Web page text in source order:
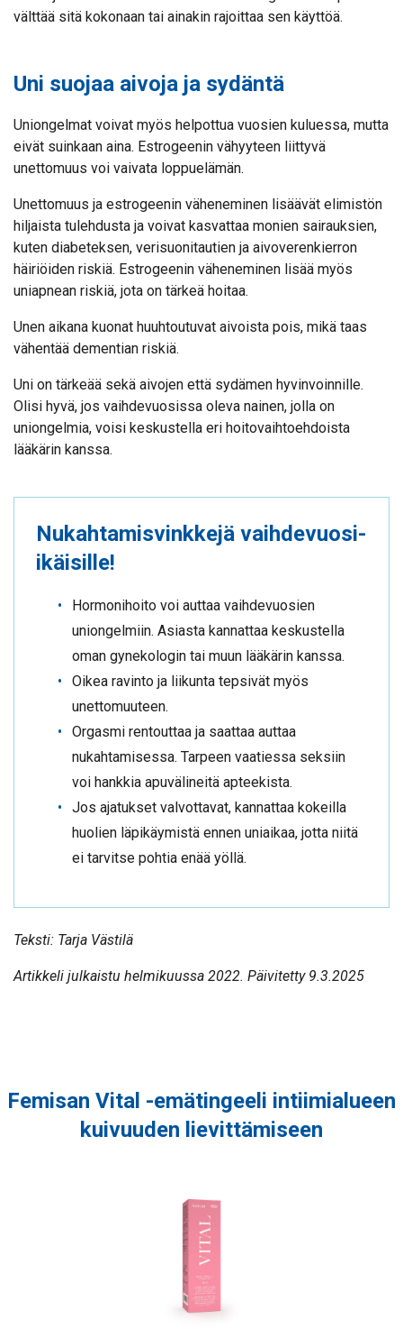
välttää sitä kokonaan tai ainakin rajoittaa sen käyttöä.
Uni suojaa aivoja ja sydäntä
Uniongelmat voivat myös helpottua vuosien kuluessa, mutta
eivät suinkaan aina. Estrogeenin vähyyteen liittyvä
unettomuus voi vaivata loppuelämän.
Unettomuus ja estrogeenin väheneminen lisäävät elimistön
hiljaista tulehdusta ja voivat kasvattaa monien sairauksien,
kuten diabeteksen, verisuonitautien ja aivoverenkierron
häiriöiden riskiä. Estrogeenin väheneminen lisää myös
uniapnean riskiä, jota on tärkeä hoitaa.
Unen aikana kuonat huuhtoutuvat aivoista pois, mikä taas
vähentää dementian riskiä.
Uni on tärkeää sekä aivojen että sydämen hyvinvoinnille.
Olisi hyvä, jos vaihdevuosissa oleva nainen, jolla on
uniongelmia, voisi keskustella eri hoitovaihtoehdoista
lääkärin kanssa.
Nukahtamisvinkkejä vaihdevuosi-
ikäisille!
Hormonihoito voi auttaa vaihdevuosien
uniongelmiin. Asiasta kannattaa keskustella
oman gynekologin tai muun lääkärin kanssa.
Oikea ravinto ja liikunta tepsivät myös
unettomuuteen.
Orgasmi rentouttaa ja saattaa auttaa
nukahtamisessa. Tarpeen vaatiessa seksiin
voi hankkia apuvälineitä apteekista.
Jos ajatukset valvottavat, kannattaa kokeilla
huolien läpikäymistä ennen uniaikaa, jotta niitä
ei tarvitse pohtia enää yöllä.
Teksti: Tarja Västilä
Artikkeli julkaistu helmikuussa 2022. Päivitetty 9.3.2025
Femisan Vital -emätingeeli intiimialueen
kuivuuden lievittämiseen